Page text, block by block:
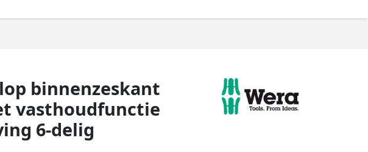
binnenzeskant
vasthoudfunctie
6-delig